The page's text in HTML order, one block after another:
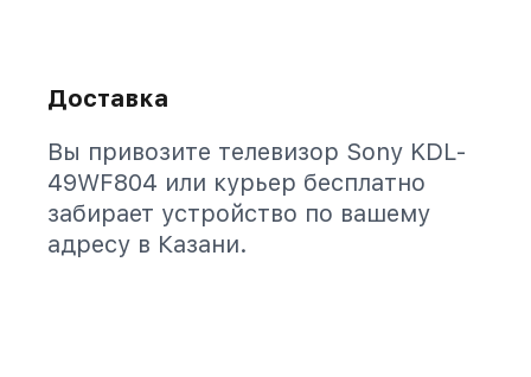
Доставка
Вы привозите телевизор Sony KDL-
49WF804 или курьер бесплатно
забирает устройство по вашему
адресу в Казани.